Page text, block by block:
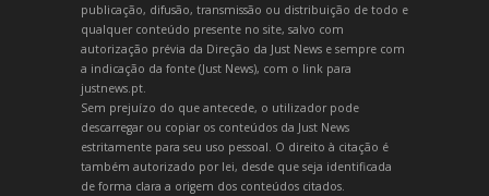
publicação, difusão, transmissão ou distribuição de todo e
qualquer conteúdo presente no site, salvo com
autorização prévia da Direção da Just News e sempre com
a indicação da fonte (Just News), com o link para
justnews.pt.
Sem prejuízo do que antecede, o utilizador pode
descarregar ou copiar os conteúdos da Just News
estritamente para seu uso pessoal. O direito à citação é
também autorizado por lei, desde que seja identificada
de forma clara a origem dos conteúdos citados.